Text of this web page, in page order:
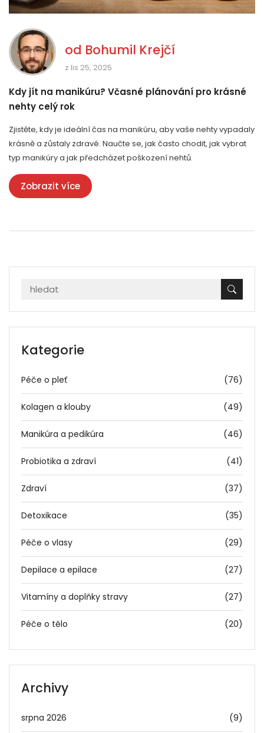
od Bohumil Krejčí
z lis 25, 2025
Kdy jít na manikúru? Včasné plánování pro krásné
nehty celý rok
Zjistěte, kdy je ideální čas na manikúru, aby vaše nehty vypadaly
krásně a zůstaly zdravé. Naučte se, jak často chodit, jak vybrat
typ manikúry a jak předcházet poškození nehtů.
Zobrazit více
Kategorie
Péče o pleť (76)
Kolagen a klouby (49)
Manikúra a pedikúra (46)
Probiotika a zdraví (41)
Zdraví (37)
Detoxikace (35)
Péče o vlasy (29)
Depilace a epilace (27)
Vitamíny a doplňky stravy (27)
Péče o tělo (20)
Archivy
srpna 2026 (9)